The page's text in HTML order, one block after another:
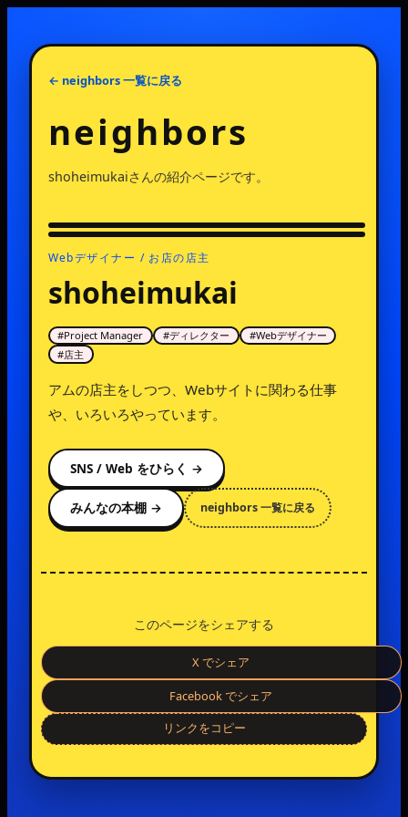
← neighbors 一覧に戻る
neighbors
shoheimukaiさんの紹介ページです。
Webデザイナー / お店の店主
shoheimukai
#Project Manager #ディレクター #Webデザイナー
#店主
アムの店主をしつつ、Webサイトに関わる仕事
や、いろいろやっています。
SNS / Web をひらく →
みんなの本棚 → neighbors 一覧に戻る
このページをシェアする
X でシェア
Facebook でシェア
リンクをコピー